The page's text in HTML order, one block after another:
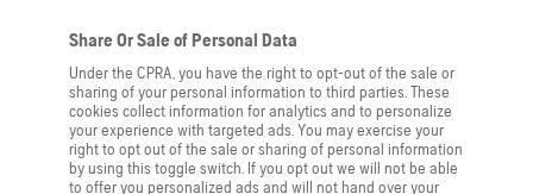
Share Or Sale of Personal Data
Under the CPRA, you have the right to opt-out of the sale or
sharing of your personal information to third parties. These
cookies collect information for analytics and to personalize
your experience with targeted ads. You may exercise your
right to opt out of the sale or sharing of personal information
by using this toggle switch. If you opt out we will not be able
to offer you personalized ads and will not hand over your